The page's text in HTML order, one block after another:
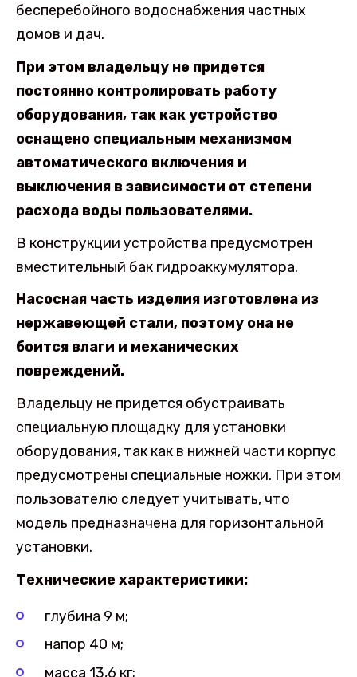
бесперебойного водоснабжения частных
домов и дач.
При этом владельцу не придется
постоянно контролировать работу
оборудования, так как устройство
оснащено специальным механизмом
автоматического включения и
выключения в зависимости от степени
расхода воды пользователями.
В конструкции устройства предусмотрен
вместительный бак гидроаккумулятора.
Насосная часть изделия изготовлена из
нержавеющей стали, поэтому она не
боится влаги и механических
повреждений.
Владельцу не придется обустраивать
специальную площадку для установки
оборудования, так как в нижней части корпус
предусмотрены специальные ножки. При этом
пользователю следует учитывать, что
модель предназначена для горизонтальной
установки.
Технические характеристики:
глубина 9 м;
напор 40 м;
масса 13,6 кг;